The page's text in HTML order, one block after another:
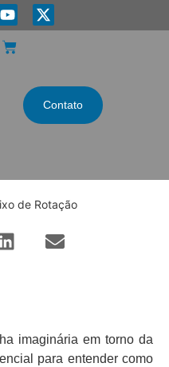
Contato
de Rotação
imaginária em torno da
para entender como